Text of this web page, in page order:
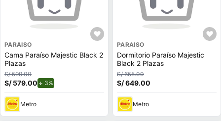
PARAISO
Cama Paraíso Majestic Black 2
Plazas
S/ 599.00
S/ 579.00 3%
Metro
PARAISO
Dormitorio Paraíso Majestic
Black 2 Plazas
S/ 655.00
S/ 649.00
Metro